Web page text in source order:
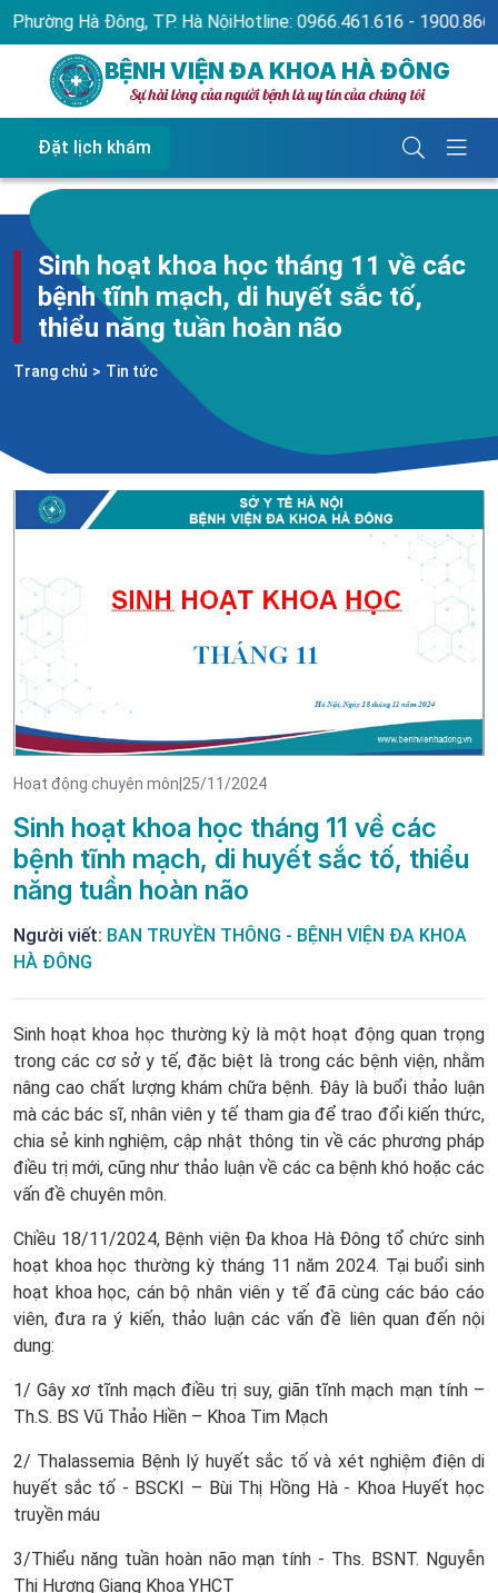
Hà Đông, TP. Hà NộiHotline: 0966.461.616 - 1900.866.689
BỆNH VIỆN ĐA KHOA HÀ ĐÔNG
Sự hài lòng của người bệnh là uy tín của chúng tôi
Đặt lịch khám
Sinh hoạt khoa học tháng 11 về các
bệnh tĩnh mạch, di huyết sắc tố,
thiểu năng tuần hoàn não
Trang chủ > Tin tức
Hoạt động chuyên môn 25/11/2024
Sinh hoạt khoa học tháng 11 về các
bệnh tĩnh mạch, di huyết sắc tố, thiểu
năng tuần hoàn não
Người viết: BAN TRUYỀN THÔNG - BỆNH VIỆN ĐA KHOA
HÀ ĐÔNG
Sinh hoạt khoa học thường kỳ là một hoạt động quan trọng
trong các cơ sở y tế, đặc biệt là trong các bệnh viện, nhằm
nâng cao chất lượng khám chữa bệnh. Đây là buổi thảo luận
mà các bác sĩ, nhân viên y tế tham gia để trao đổi kiến thức,
chia sẻ kinh nghiệm, cập nhật thông tin về các phương pháp
điều trị mới, cũng như thảo luận về các ca bệnh khó hoặc các
vấn đề chuyên môn.
Chiều 18/11/2024, Bệnh viện Đa khoa Hà Đông tổ chức sinh
hoạt khoa học thường kỳ tháng 11 năm 2024. Tại buổi sinh
hoạt khoa học, cán bộ nhân viên y tế đã cùng các báo cáo
viên, đưa ra ý kiến, thảo luận các vấn đề liên quan đến nội
dung:
1/ Gây xơ tĩnh mạch điều trị suy, giãn tĩnh mạch mạn tính –
Th.S. BS Vũ Thảo Hiền – Khoa Tim Mạch
2/ Thalassemia Bệnh lý huyết sắc tố và xét nghiệm điện di
huyết sắc tố - BSCKI – Bùi Thị Hồng Hà - Khoa Huyết học
truyền máu
3/Thiểu năng tuần hoàn não mạn tính - Ths. BSNT. Nguyễn
Thị Hương Giang Khoa YHCT